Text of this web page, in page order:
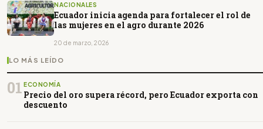
NACIONALES
Ecuador inicia agenda para fortalecer el rol de
las mujeres en el agro durante 2026
20 de marzo, 2026
LO MÁS LEÍDO
01 ECONOMÍA
Precio del oro supera récord, pero Ecuador exporta con
descuento